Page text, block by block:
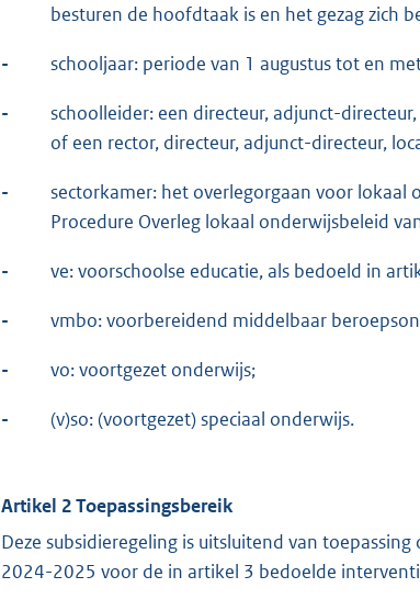
besturen de hoofdtaak is en het gezag zich
- schooljaar: periode van 1 augustus tot en
-
schoolleider: een directeur, adjunct-
of een rector, directeur, adjunct-directeur,
-
sectorkamer: het overlegorgaan voor lokaal
Procedure Overleg lokaal onderwijsbeleid
- ve: voorschoolse educatie, als bedoeld in
- vmbo: voorbereidend middelbaar
- vo: voortgezet onderwijs;
- (v)so: (voortgezet) speciaal onderwijs.
Artikel 2 Toepassingsbereik
Deze subsidieregeling is uitsluitend van
2024-2025 voor de in artikel 3 bedoelde